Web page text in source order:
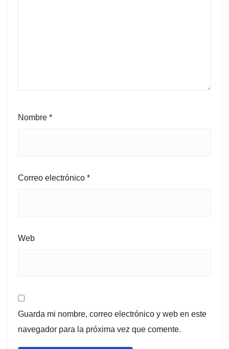
Nombre *
Correo electrónico *
Web
Guarda mi nombre, correo electrónico y web en este
navegador para la próxima vez que comente.